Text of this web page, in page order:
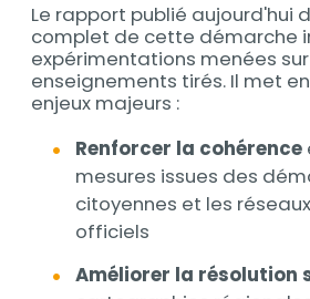
Le rapport publié aujourd'hui
complet de cette démarche
expérimentations menées
enseignements tirés. Il met
enjeux majeurs :
Renforcer la cohérence
mesures issues des
citoyennes et les
officiels
Améliorer la résolution